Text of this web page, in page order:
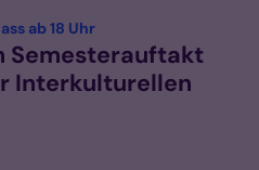
ab 18 Uhr:
Semesterauftakt
Interkulturellen